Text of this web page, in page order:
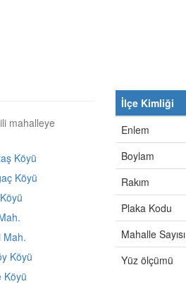
mahalleye
Köyü
Köyü
Mah.
Köyü
Köyü
İlçe Kimliği
Enlem
Boylam
Rakım
Plaka Kodu
Mahalle Sayısı
Yüz ölçümü